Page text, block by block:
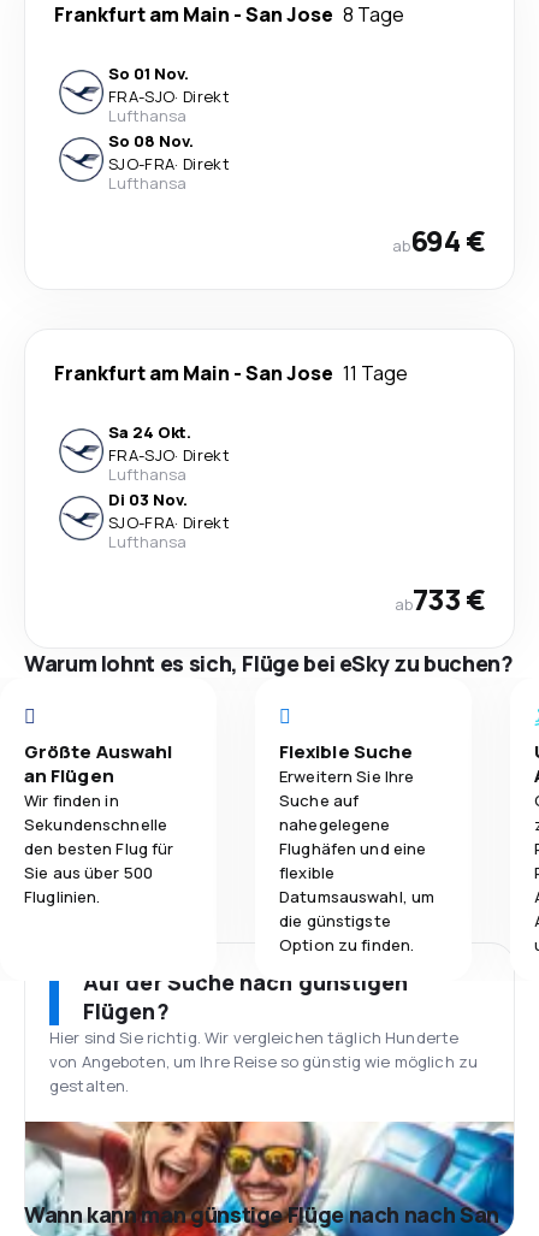
Frankfurt am Main -San Jose 8 Tage
So 01 Nov.
FRA-SJO· Direkt
Lufthansa
So 08 Nov.
SJO-FRA· Direkt
Lufthansa
ab694 €
Frankfurt am Main -San Jose 11 Tage
Sa 24 Okt.
FRA-SJO· Direkt
Lufthansa
Di 03 Nov.
SJO-FRA· Direkt
Lufthansa
ab733 €
Warum lohnt es sich, Flüge bei eSky zu buchen?
Größte Auswahl
an Flügen
Wir finden in
Sekundenschnelle
den besten Flug für
Sie aus über 500
Fluglinien.
Flexible Suche
Erweitern Sie Ihre
Suche auf
nahegelegene
Flughäfen und eine
flexible
Datumsauswahl, um
die günstigste
Option zu finden.
Auf der Suche nach günstigen
Flügen?
Hier sind Sie richtig. Wir vergleichen täglich Hunderte
von Angeboten, um Ihre Reise so günstig wie möglich zu
gestalten.
Wann kann man günstige Flüge nach nach San